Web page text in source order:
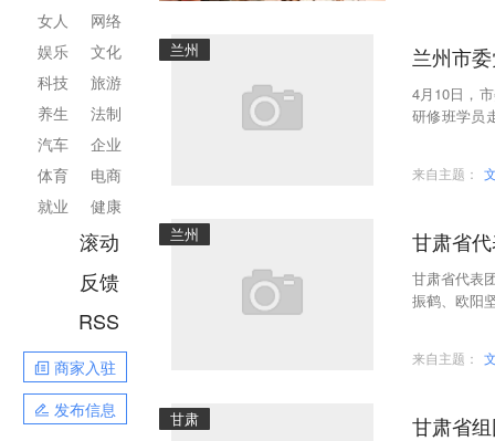
网络
文化
旅游
法制
企业
电商
健康
女人
娱乐
科技
养生
汽车
体育
就业
滚动
反馈
RSS
商家入驻
发布信息
兰州 兰州市
4月10日，
研修班学员
来自主题：
兰州 甘肃省
甘肃省代表
振鹤、欧阳
来自主题：
甘肃 甘肃省